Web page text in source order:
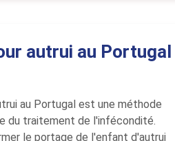
autrui au Portugal
au Portugal est une méthode
du traitement de l'infécondité.
le portage de l'enfant d'autrui